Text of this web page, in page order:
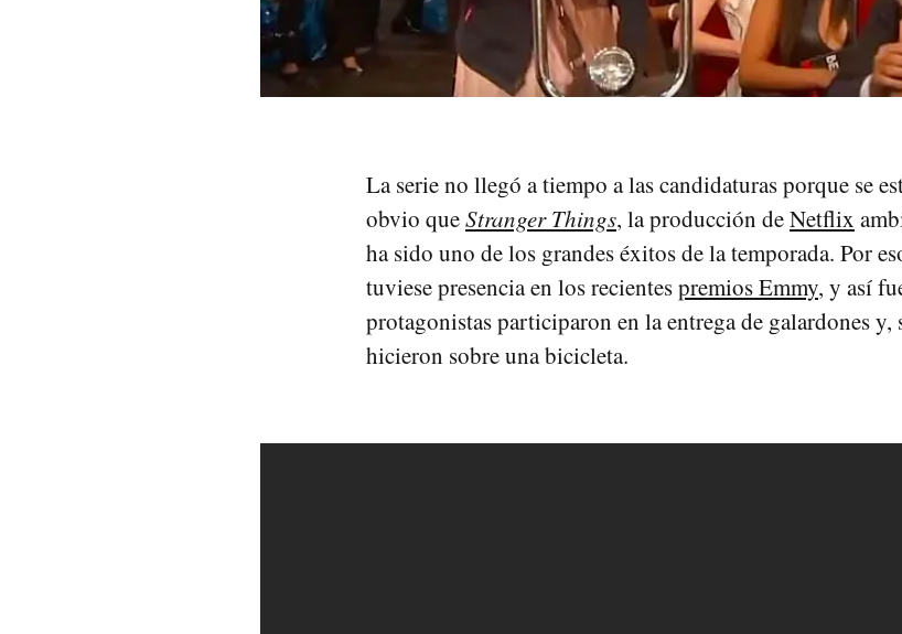
La serie no llegó a tiempo a las candidaturas porque se
obvio queStranger Things, la producción deNetflix
ha sido uno de los grandes éxitos de la temporada. Por
tuviese presencia en los recientespremios Emmy, y así
protagonistas participaron en la entrega de galardones y,
hicieron sobre una bicicleta.